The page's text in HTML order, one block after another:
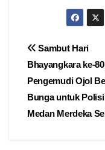
Navigasi
pos
Sambut Hari
Bhayangkara ke-
Pengemudi Ojol
Bunga untuk
Medan Merdeka